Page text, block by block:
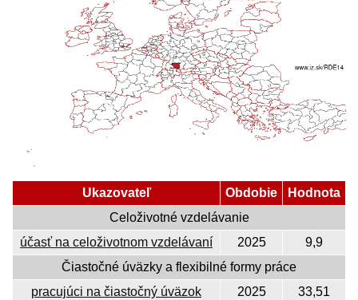
Ukazovateľ Obdobie
Hodnota
Celoživotné vzdelávanie
účasť na celoživotnom vzdelávaní
2025
9,9
Čiastočné úväzky a flexibilné formy práce
pracujúci na čiastočný úväzok
2025
33,51